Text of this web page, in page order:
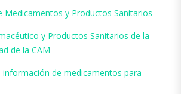
Medicamentos y Productos Sanitarios
y Productos Sanitarios de la
de la CAM
información de medicamentos para